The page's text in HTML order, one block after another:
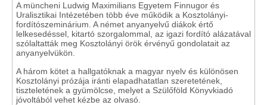
A müncheni Ludwig Maximilians Egyetem Finnugor és
Uralisztikai Intézetében több éve működik a Kosztolányi-
fordítószeminárium. A német anyanyelvű diákok értő
lelkesedéssel, kitartó szorgalommal, az igazi fordító alázatával
szólaltatták meg Kosztolányi örök érvényű gondolatait az
anyanyelvükön.
A három kötet a hallgatóknak a magyar nyelv és különösen
Kosztolányi prózája iránti elapadhatatlan szeretetének,
tiszteletének a gyümölcse, melyet a Szülőföld Könyvkiadó
jóvoltából vehet kézbe az olvasó.